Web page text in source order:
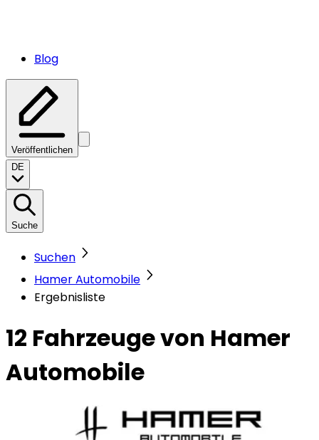
Blog
Veröffentlichen
DE
Suche
Suchen
Hamer Automobile
Ergebnisliste
12 Fahrzeugevon Hamer
Automobile